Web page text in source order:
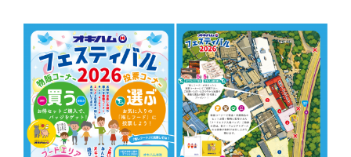
View
Larger
Image